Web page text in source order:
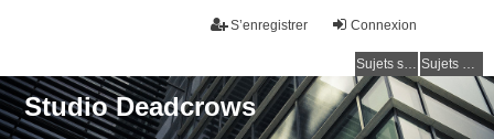
Connexion
S’enregistrer
Sujets sans réponse Sujets actifs
Studio Deadcrows